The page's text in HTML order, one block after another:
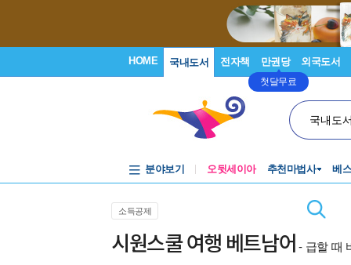
HOME 국내도서 전자책 만권당
첫달무료
외국도서
국내도
분야보기 오뒷세이아 추천마법사 베
소득공제
시원스쿨 여행 베트남어 - 급할 때